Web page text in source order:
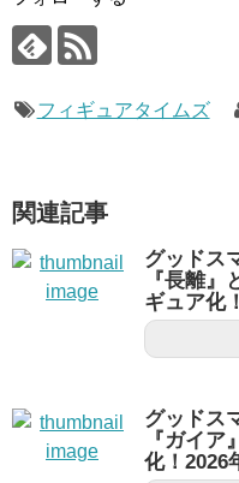
フィギュアタイムズ
関連記事
グッドス
『長離
ギュア化！
グッドス
『ガイ
化！2026